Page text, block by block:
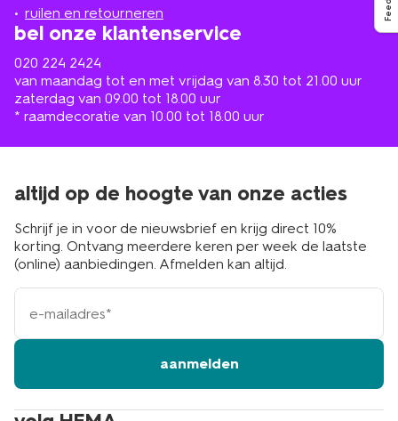
ruilen en retourneren
bel onze klantenservice
020 224 2424
van maandag tot en met vrijdag van 8.30 tot 21.00 uur
zaterdag van 09.00 tot 18.00 uur
* raamdecoratie van 10.00 tot 18.00 uur
buurt
altijd op de hoogte van onze acties
Schrijf je in voor de nieuwsbrief en krijg direct 10%
korting. Ontvang meerdere keren per week de laatste
(online) aanbiedingen. Afmelden kan altijd.
e-
mailadres
aanmelden